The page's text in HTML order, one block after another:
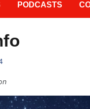
PODCASTS